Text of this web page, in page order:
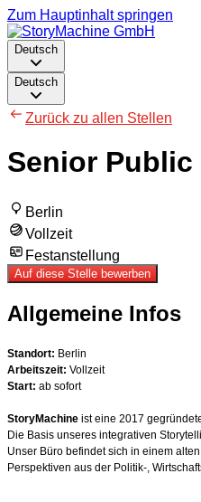
Zum Hauptinhalt springen
Deutsch
Deutsch
Zurück zu allen Stellen
Senior
Berlin
Vollzeit
Festanstellung
Auf diese Stelle bewerben
Allgemeine Infos
Standort: Berlin
Arbeitszeit: Vollzeit
Start: ab sofort
StoryMachine ist eine 2017
Die Basis unseres integrativen
Unser Büro befindet sich in einem
Perspektiven aus der Politik-,